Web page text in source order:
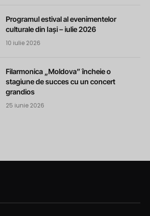
Programul estival al evenimentelor
culturale din Iași – iulie 2026
10 iulie 2026
Filarmonica „Moldova” încheie o
stagiune de succes cu un concert
grandios
25 iunie 2026